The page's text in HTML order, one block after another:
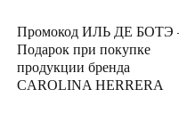
Промокод ИЛЬ ДЕ
Подарок при покупке
продукции бренда
CAROLINA HERRERA